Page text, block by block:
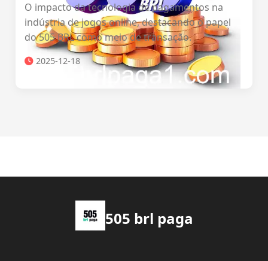
O impacto da tecnologia de pagamentos na
indústria de jogos online, destacando o papel
do 505 BRL como meio de transação.
2025-12-18
505 brl paga